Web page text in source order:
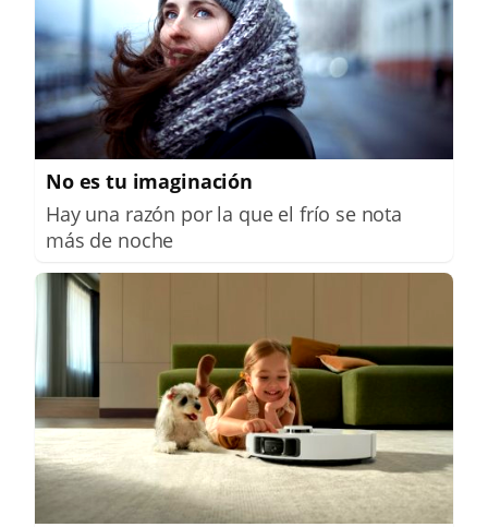
No es tu imaginación
Hay una razón por la que el frío se nota
más de noche